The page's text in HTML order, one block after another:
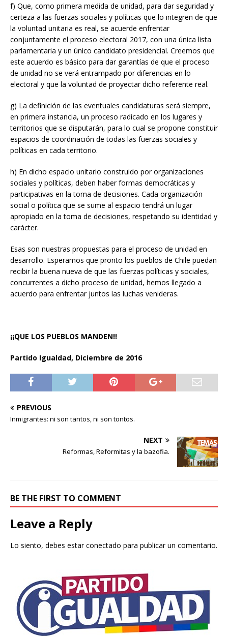
f) Que, como primera medida de unidad, para dar seguridad y
certeza a las fuerzas sociales y políticas que lo integren de que
la voluntad unitaria es real, se acuerde enfrentar
conjuntamente el proceso electoral 2017, con una única lista
parlamentaria y un único candidato presidencial. Creemos que
este acuerdo es básico para dar garantías de que el proceso
de unidad no se verá entrampado por diferencias en lo
electoral y que la voluntad de proyectar dicho referente real.
g) La definición de las eventuales candidaturas será siempre,
en primera instancia, un proceso radicado en los lugares y
territorios que se disputarán, para lo cual se propone constituir
espacios de coordinación de todas las fuerzas sociales y
políticas en cada territorio.
h) En dicho espacio unitario construido por organizaciones
sociales y políticas, deben haber formas democráticas y
participativas en la toma de decisiones. Cada organización
social o política que se sume al espacio tendrá un lugar
apropiado en la toma de decisiones, respetando su identidad y
carácter.
Esas son nuestras propuestas para el proceso de unidad en
desarrollo. Esperamos que pronto los pueblos de Chile puedan
recibir la buena nueva de que las fuerzas políticas y sociales,
concurrentes a dicho proceso de unidad, hemos llegado a
acuerdo para enfrentar juntos las luchas venideras.
¡¡QUE LOS PUEBLOS MANDEN!!
Partido Igualdad, Diciembre de 2016
PREVIOUS
Inmigrantes: ni son tantos, ni son tontos.
NEXT
Reformas, Reformitas y la bazofia.
BE THE FIRST TO COMMENT
Leave a Reply
Lo siento, debes estarconectado para publicar un comentario.